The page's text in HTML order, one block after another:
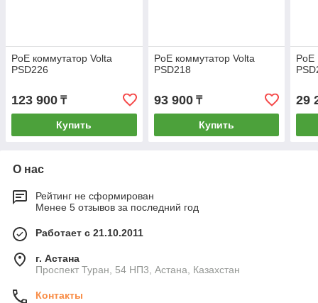
PoE коммутатор Volta
PSD226
123 900 ₸
Купить
PoE коммутатор Volta
PSD218
93 900₸
Купить
PoE
29
О нас
Рейтинг не сформирован
Менее 5 отзывов за последний год
Работает с 21.10.2011
г. Астана
Проспект Туран, 54 НП3, Астана, Казахстан
Контакты